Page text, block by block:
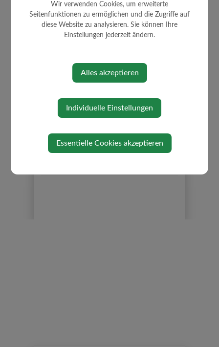
Gemeinderat
Mitarbeiter
Gemeindeeinrichtungen
Über die Gemeinde
Politik
Wir verwenden Cookies, um erweiterte
Seitenfunktionen zu ermöglichen und die Zugriffe auf
diese Website zu analysieren. Sie können Ihre
Einstellungen jederzeit ändern.
Alles akzeptieren
Individuelle Einstellungen
Essentielle Cookies akzeptieren